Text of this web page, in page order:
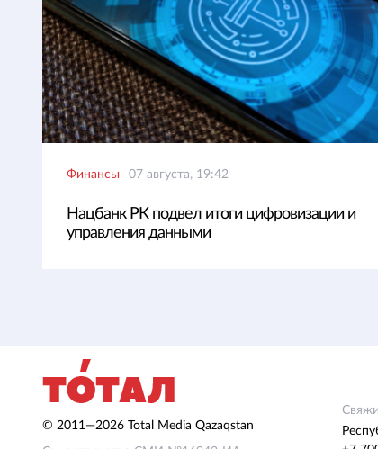
Финансы 07 августа, 19:42
Нацбанк РК подвел итоги цифровизации и
управления данными
© 2011—2026 Total Media Qazaqstan